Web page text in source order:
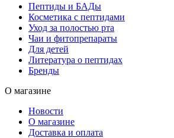
Пептиды и БАДы
Косметика с пептидами
Уход за полостью рта
Чаи и фитопрепараты
Для детей
Литература о пептидах
Бренды
О магазине
Новости
О магазине
Доставка и оплата